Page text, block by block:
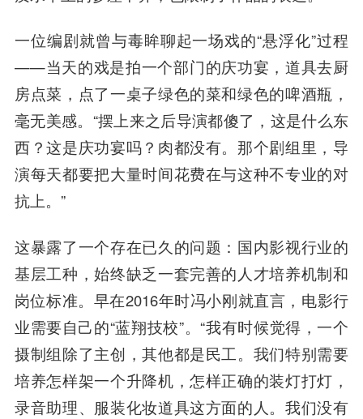
一位编剧就曾与毒眸聊起一场戏的“悬浮化”过程
——当天的戏是拍一个部门的庆功宴，道具去厨
房点菜，点了一桌子绿色的菜和绿色的啤酒瓶，
毫无美感。“摆上来之后导演都傻了，这是什么东
西？这是庆功宴吗？肉都没有。那个剧组里，导
演每天都要把大量时间花费在与这种不专业的对
抗上。”
这暴露了一个存在已久的问题：国内影视行业的
基层工种，始终缺乏一套完善的人才培养机制和
岗位标准。早在2016年时冯小刚就直言，电影行
业需要自己的“蓝翔技校”。“我有时候觉得，一个
摄制组除了主创，其他都是民工。我们特别需要
培养怎样架一个升降机，怎样正确的装灯打灯，
录音助理、服装化妆道具这方面的人。我们没有